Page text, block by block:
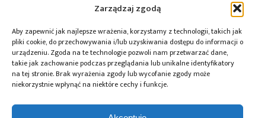
Zarządzaj zgodą
Aby zapewnić jak najlepsze wrażenia, korzystamy z technologii, takich jak
pliki cookie, do przechowywania i/lub uzyskiwania dostępu do informacji o
urządzeniu. Zgoda na te technologie pozwoli nam przetwarzać dane,
takie jak zachowanie podczas przeglądania lub unikalne identyfikatory
na tej stronie. Brak wyrażenia zgody lub wycofanie zgody może
niekorzystnie wpłynąć na niektóre cechy i funkcje.